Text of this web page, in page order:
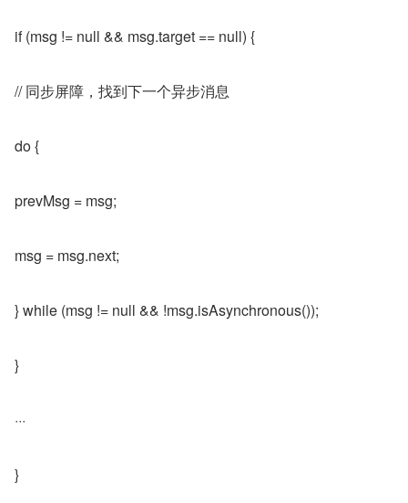
if (msg != null && msg.target == null) {
// 同步屏障，找到下一个异步消息
do {
prevMsg = msg;
msg = msg.next;
} while (msg != null && !msg.isAsynchronous());
}
···
}